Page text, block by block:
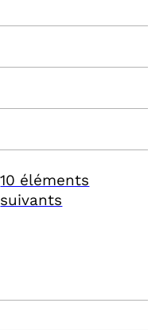
10 éléments
suivants